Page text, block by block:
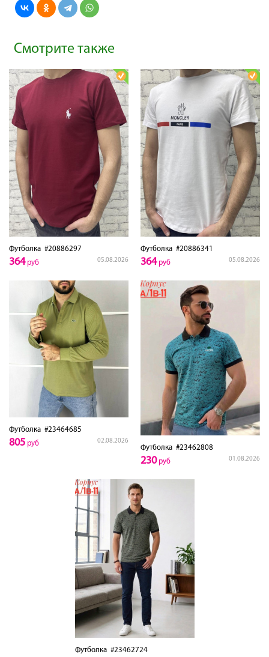
Смотрите также
Футболка #20886297
05.08.2026
364руб
Футболка #20886341
05.08.2026
364руб
Футболка #23464685
02.08.2026
805 руб
Футболка #23462808
01.08.2026
230руб
Футболка#23462724